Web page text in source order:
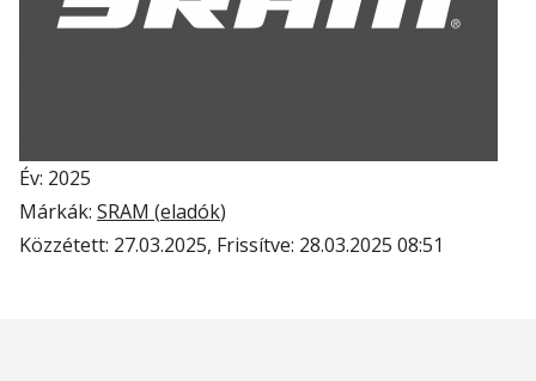
Év: 2025
Márkák: SRAM (eladók)
Közzétett: 27.03.2025, Frissítve: 28.03.2025 08:51